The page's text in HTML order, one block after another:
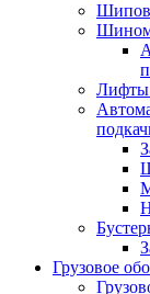
Лифты
Грузовое